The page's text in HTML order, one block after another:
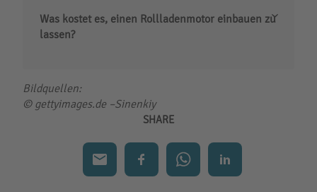
Was kostet es, einen Rollladenmotor einbauen zu
lassen?
Bildquellen:
© gettyimages.de –Sinenkiy
SHARE